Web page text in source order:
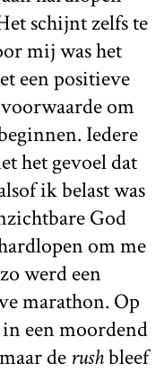
schijnt zelfs te
mij was het
een positieve
om
Iedere
het gevoel dat
ik belast was
God
om me
werd een
marathon. Op
een moordend
de rushbleef